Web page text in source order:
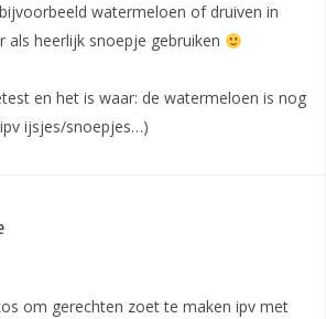
watermeloen of druiven in
als heerlijk snoepje gebruiken
en het is waar: de watermeloen is nog
ijsjes/snoepjes…)
om gerechten zoet te maken ipv met